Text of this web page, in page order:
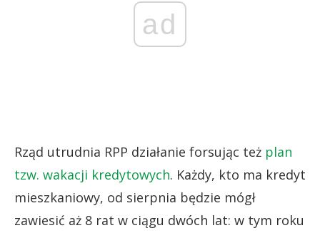
ad
Rząd utrudnia RPP działanie forsując też plan
tzw. wakacji kredytowych. Każdy, kto ma kredyt
mieszkaniowy, od sierpnia będzie mógł
zawiesić aż 8 rat w ciągu dwóch lat: w tym roku